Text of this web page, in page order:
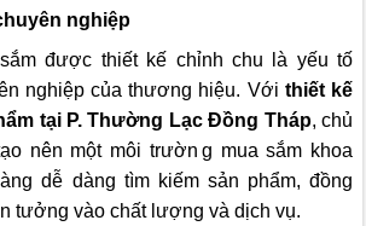
nghiệp
được thiết kế chỉnh chu là yếu tố
nghiệp của thương hiệu. Với thiết kế
tại P. Thường Lạc Đồng Tháp, chủ
nên một môi trườn g mua sắm khoa
dễ dàng tìm kiếm sản phẩm, đồng
tưởng vào chất lượng và dịch vụ.